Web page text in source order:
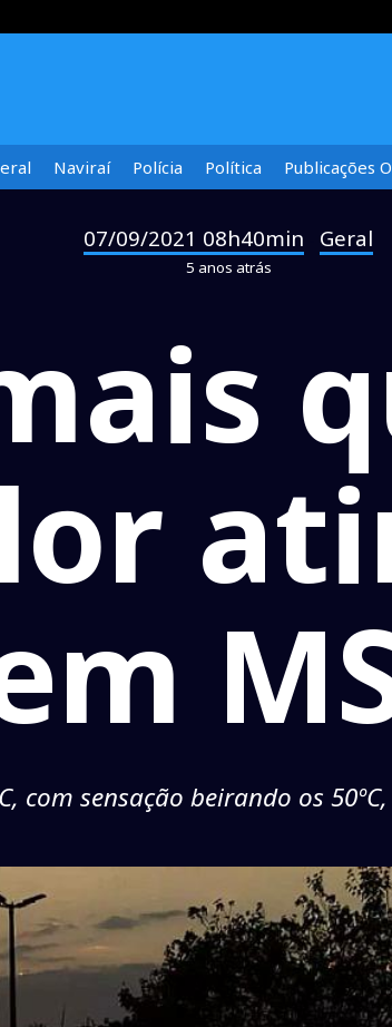
Naviraí Polícia Política Publicações
07/09/2021 08h40min Geral
5 anos atrás
com sensação beirando os